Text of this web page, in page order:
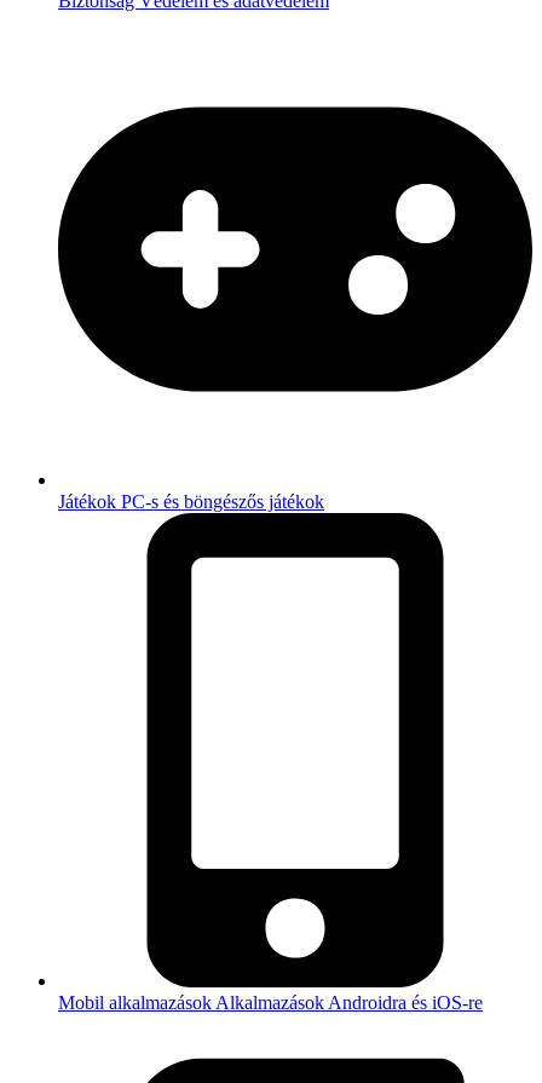
Játékok PC-s és böngészős játékok
Mobil alkalmazások Alkalmazások Androidra és iOS-re